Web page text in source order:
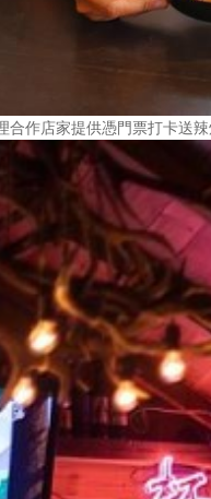
合作店家提供憑門票打卡送